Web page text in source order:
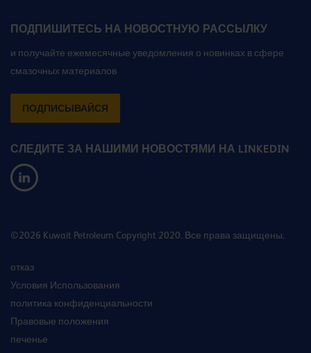
ПОДПИШИТЕСЬ НА НОВОСТНУЮ РАССЫЛКУ
и получайте ежемесячные уведомления о новинках в сфере
смазочных материалов
ПОДПИСЫВАЙСЯ
СЛЕДИТЕ ЗА НАШИМИ НОВОСТЯМИ НА LINKEDIN
©2026 Kuwait Petroleum Copyright 2020. Все права защищены.
отказ
Условия Использования
политика конфиденциальности
Правовые положения
печенье